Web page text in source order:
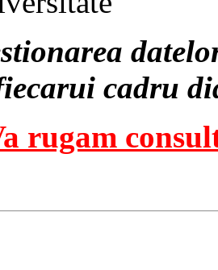
cadru
rugam